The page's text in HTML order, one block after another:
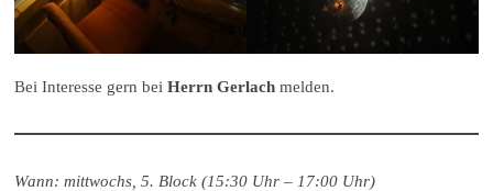
Bei Interesse gern beiHerrn Gerlach melden.
Wann: mittwochs, 5. Block (15:30 Uhr – 17:00 Uhr)